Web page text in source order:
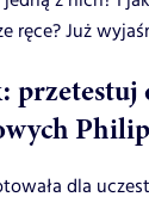
ręce? Już
przetestuj
dla